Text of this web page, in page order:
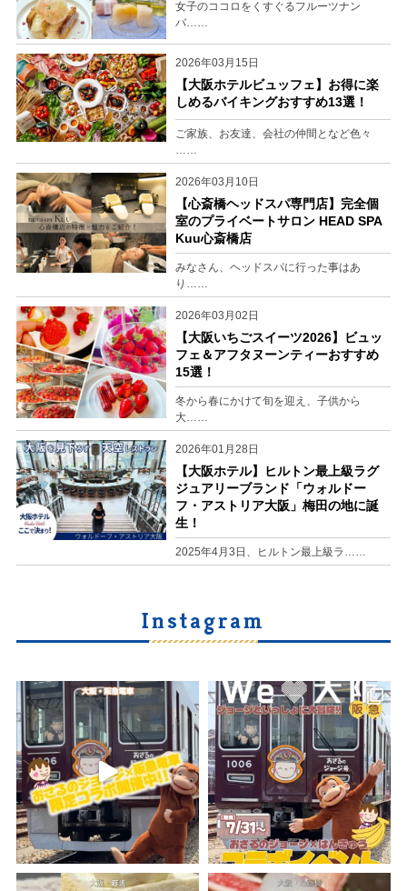
女子のココロをくすぐるフルーツナン
バ……
2026年03月15日
【大阪ホテルビュッフェ】お得に楽
しめるバイキングおすすめ13選！
ご家族、お友達、会社の仲間となど色々
2026年03月10日
【心斎橋ヘッドスパ専門店】完全個
室のプライベートサロン HEAD SPA
Kuu心斎橋店
みなさん、ヘッドスパに行った事はあ
り……
2026年03月02日
【大阪いちごスイーツ2026】ビュッ
フェ＆アフタヌーンティーおすすめ
15選！
冬から春にかけて旬を迎え、子供から
大……
2026年01月28日
【大阪ホテル】ヒルトン最上級ラグ
ジュアリーブランド「ウォルドー
フ・アストリア大阪」梅田の地に誕
生！
2025年4月3日、ヒルトン最上級ラ……
Instagram